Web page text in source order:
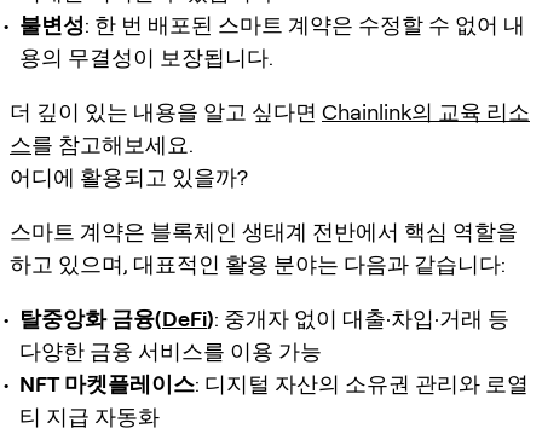
불변성: 한 번 배포된 스마트 계약은 수정할 수 없어 내
용의 무결성이 보장됩니다.
더 깊이 있는 내용을 알고 싶다면 Chainlink의 교육 리소
스를 참고해보세요.
어디에 활용되고 있을까?
스마트 계약은 블록체인 생태계 전반에서 핵심 역할을
하고 있으며, 대표적인 활용 분야는 다음과 같습니다:
탈중앙화 금융(DeFi): 중개자 없이 대출·차입·거래 등
다양한 금융 서비스를 이용 가능
NFT 마켓플레이스: 디지털 자산의 소유권 관리와 로열
티 지급 자동화